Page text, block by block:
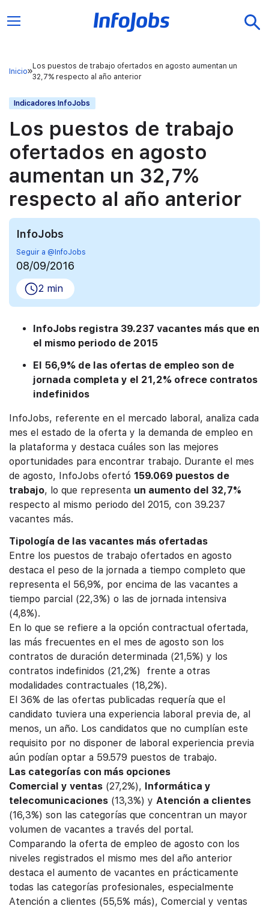
Inicio
Los puestos de trabajo ofertados en agosto aumentan un
32,7% respecto al año anterior
Indicadores InfoJobs
Los puestos de trabajo
ofertados en agosto
aumentan un 32,7%
respecto al año anterior
InfoJobs
Seguir a @InfoJobs
08/09/2016
2 min
InfoJobs registra 39.237 vacantes más que en
el mismo periodo de 2015
El 56,9% de las ofertas de empleo son de
jornada completa y el 21,2% ofrece contratos
indefinidos
InfoJobs, referente en el mercado laboral, analiza cada
mes el estado de la oferta y la demanda de empleo en
la plataforma y destaca cuáles son las mejores
oportunidades para encontrar trabajo. Durante el mes
de agosto, InfoJobs ofertó 159.069 puestos de
trabajo, lo que representa un aumento del 32,7%
respecto al mismo periodo del 2015, con 39.237
vacantes más.
Tipología de las vacantes más ofertadas
Entre los puestos de trabajo ofertados en agosto
destaca el peso de la jornada a tiempo completo que
representa el 56,9%, por encima de las vacantes a
tiempo parcial (22,3%) o las de jornada intensiva
(4,8%).
En lo que se refiere a la opción contractual ofertada,
las más frecuentes en el mes de agosto son los
contratos de duración determinada (21,5%) y los
contratos indefinidos (21,2%) frente a otras
modalidades contractuales (18,2%).
El 36% de las ofertas publicadas requería que el
candidato tuviera una experiencia laboral previa de, al
menos, un año. Los candidatos que no cumplían este
requisito por no disponer de laboral experiencia previa
aún podían optar a 59.579 puestos de trabajo.
Las categorías con más opciones
Comercial y ventas (27,2%), Informática y
telecomunicaciones (13,3%) y Atención a clientes
(16,3%) son las categorías que concentran un mayor
volumen de vacantes a través del portal.
Comparando la oferta de empleo de agosto con los
niveles registrados el mismo mes del año anterior
destaca el aumento de vacantes en prácticamente
todas las categorías profesionales, especialmente
Atención a clientes (55,5% más), Comercial y ventas